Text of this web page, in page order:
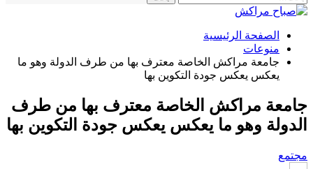
الصفحة الرئيسية
منوعات
جامعة مراكش الخاصة معترف بها من طرف الدولة وهو ما
يعكس يعكس جودة التكوين بها
جامعة مراكش الخاصة معترف بها من طرف
الدولة وهو ما يعكس يعكس جودة التكوين بها
مجتمع